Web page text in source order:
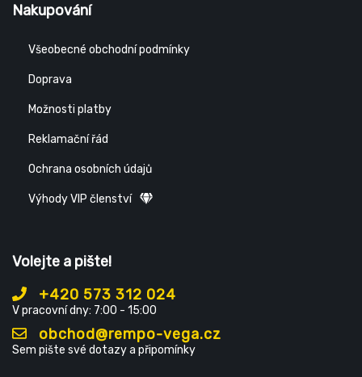
Nakupování
Všeobecné obchodní podmínky
Doprava
Možnosti platby
Reklamační řád
Ochrana osobních údajů
Výhody VIP členství
Volejte a pište!
+420 573 312 024
V pracovní dny: 7:00 - 15:00
obchod@rempo-vega.cz
Sem pište své dotazy a připomínky